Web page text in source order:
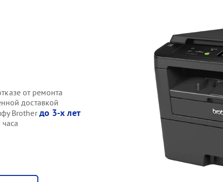
от ремонта
доставкой
Brotherдо 3-х лет